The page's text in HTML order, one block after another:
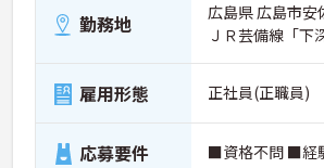
勤務地
広島県 広島市安
ＪＲ芸備線「下
雇用形態 正社員(正職員)
応募要件 ■資格不問 ■経